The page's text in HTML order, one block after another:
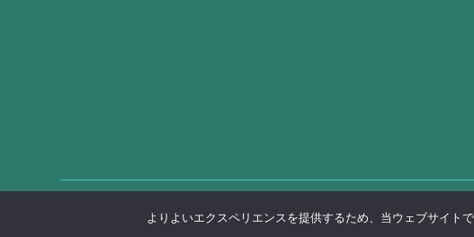
プライバシーポリシーよりよいエクスペリエンスを提供するため、当ウェブサイト